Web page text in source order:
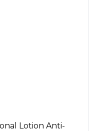
Lotion Anti-